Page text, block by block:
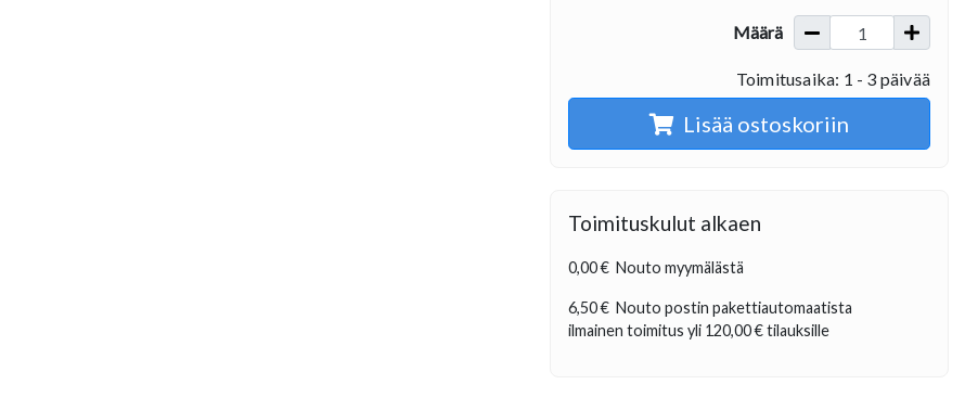
Määrä
Toimitusaika: 1 - 3 päivää
Lisää ostoskoriin
Toimituskulut alkaen
0,00 € Nouto myymälästä
6,50 € Nouto postin pakettiautomaatista
ilmainen toimitus yli 120,00 €tilauksille